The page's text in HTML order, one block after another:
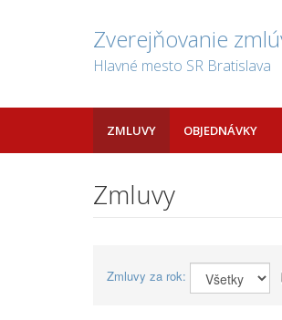
Zverejňovanie
Hlavné mesto SR Bratislava
ZMLUVY OBJEDNÁVKY
Zmluvy
Zmluvy za rok: